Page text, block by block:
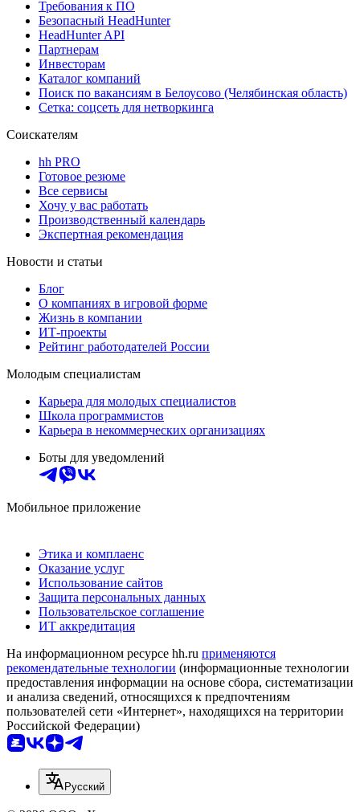
Требования к ПО
Безопасный HeadHunter
HeadHunter API
Партнерам
Инвесторам
Каталог компаний
Поиск по вакансиям в Белоусово (Челябинская область)
Сетка: соцсеть для нетворкинга
Соискателям
hh PRO
Готовое резюме
Все сервисы
Хочу у вас работать
Производственный календарь
Экспертная рекомендация
Новости и статьи
Блог
О компаниях в игровой форме
Жизнь в компании
ИТ-проекты
Рейтинг работодателей России
Молодым специалистам
Карьера для молодых специалистов
Школа программистов
Карьера в некоммерческих организациях
Боты для уведомлений
Мобильное приложение
Этика и комплаенс
Оказание услуг
Использование сайтов
Защита персональных данных
Пользовательское соглашение
ИТ аккредитация
На информационном ресурсе hh.ru применяются
рекомендательные технологии (информационные технологии
предоставления информации на основе сбора, систематизации
и анализа сведений, относящихся к предпочтениям
пользователей сети «Интернет», находящихся на территории
Российской Федерации)
Русский